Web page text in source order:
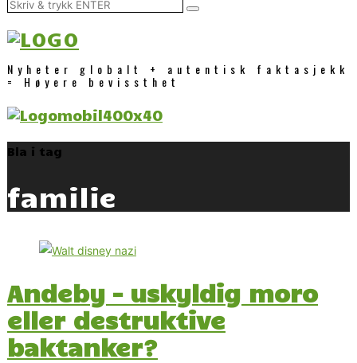
Nyheter globalt + autentisk faktasjekk
= Høyere bevissthet
Bla i tag
familie
Andeby – uskyldig moro
eller destruktive
baktanker?